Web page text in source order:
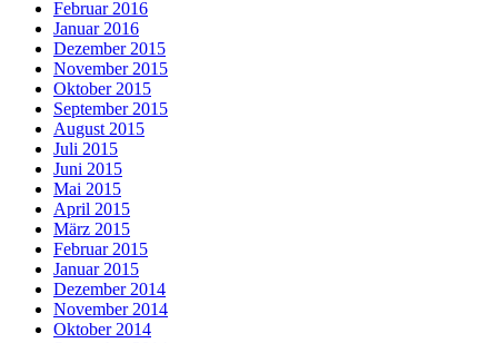
Februar 2016
Januar 2016
Dezember 2015
November 2015
Oktober 2015
September 2015
August 2015
Juli 2015
Juni 2015
Mai 2015
April 2015
März 2015
Februar 2015
Januar 2015
Dezember 2014
November 2014
Oktober 2014